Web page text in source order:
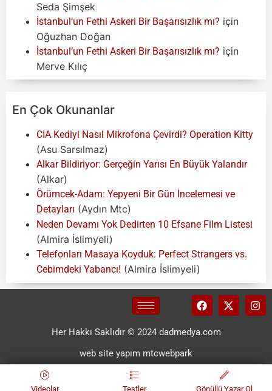
Seda Şimşek
İstanbul’un Fethi Askeri Bir Başarısızlık mı? için
Oğuzhan Doğan
İstanbul’un Fethi Askeri Bir Başarısızlık mı? için
Merve Kılıç
En Çok Okunanlar
CIA Kediyi Nasıl Mikrofona Çevirdi? Operation Kitty
(Asu Sarsılmaz)
Alkar Bildiriyor: Gerçeğin Yarısı En Büyük Yalandır
(Alkar)
Örümcek-Adam: Yepyeni Bir Gün İncelemesi ve
Detayları (Aydın Mtc)
Neden Devamı Yok Dedirten 10 Efsane Film Listesi
(Almira İslimyeli)
Telefonları Masaya Koyduk: Perfect Strangers vs.
Cebimdeki Yabancı! (Almira İslimyeli)
Her Hakkı Saklıdır © 2024 dadmedya.com
web site yapım mtcwebpark
Videolar Testler Gönüllü Yazar Ol